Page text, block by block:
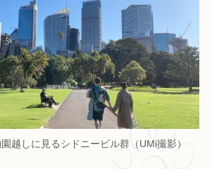
越しに見るシドニービル群（UMi撮影）